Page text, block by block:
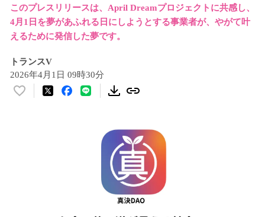
このプレスリリースは、April Dreamプロジェクトに共感し、
4月1日を夢があふれる日にしようとする事業者が、やがて叶
えるために発信した夢です。
トランスV
2026年4月1日 09時30分
い